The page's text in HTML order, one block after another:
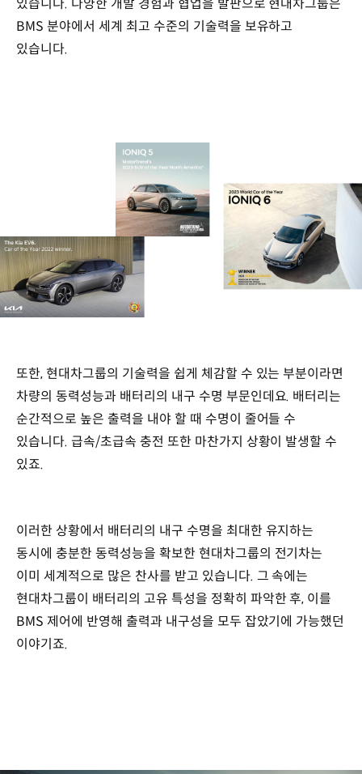
있습니다. 다양한 개발 경험과 협업을 발판으로 현대차그룹은
BMS 분야에서 세계 최고 수준의 기술력을 보유하고
있습니다.
또한, 현대차그룹의 기술력을 쉽게 체감할 수 있는 부분이라면
차량의 동력성능과 배터리의 내구 수명 부문인데요. 배터리는
순간적으로 높은 출력을 내야 할 때 수명이 줄어들 수
있습니다. 급속/초급속 충전 또한 마찬가지 상황이 발생할 수
있죠.
이러한 상황에서 배터리의 내구 수명을 최대한 유지하는
동시에 충분한 동력성능을 확보한 현대차그룹의 전기차는
이미 세계적으로 많은 찬사를 받고 있습니다. 그 속에는
현대차그룹이 배터리의 고유 특성을 정확히 파악한 후, 이를
BMS 제어에 반영해 출력과 내구성을 모두 잡았기에 가능했던
이야기죠.